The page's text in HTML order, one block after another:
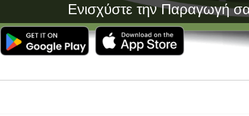
Ενισχύστε την Παραγωγή σας με